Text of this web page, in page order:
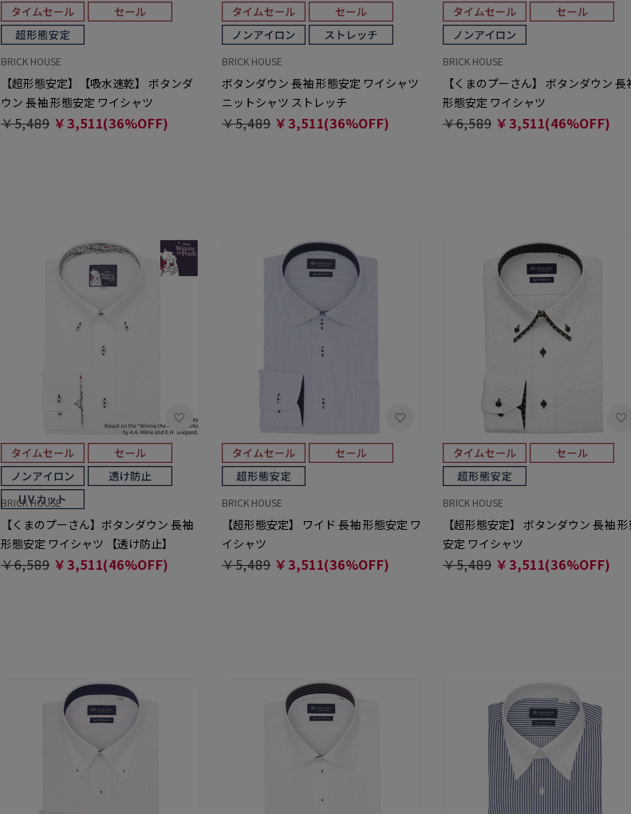
BRICK HOUSE
【超形態安定】【吸水速乾】 ボタンダ
ウン 長袖 形態安定 ワイシャツ
￥5,489 ￥3,511(36%OFF)
BRICK HOUSE
ボタンダウン 長袖 形態安定 ワイシャツ
ニットシャツ ストレッチ
￥5,489 ￥3,511(36%OFF)
BRICK HOUSE
【くまのプーさん】 ボタンダウン 長
形態安定 ワイシャツ
￥6,589 ￥3,511(46%OFF)
BRICK HOUSE
【くまのプーさん】ボタンダウン 長袖
形態安定 ワイシャツ 【透け防止】
￥6,589 ￥3,511(46%OFF)
BRICK HOUSE
【超形態安定】 ワイド 長袖 形態安定 ワ
イシャツ
￥5,489 ￥3,511(36%OFF)
BRICK HOUSE
【超形態安定】 ボタンダウン 長袖
安定 ワイシャツ
￥5,489 ￥3,511(36%OFF)